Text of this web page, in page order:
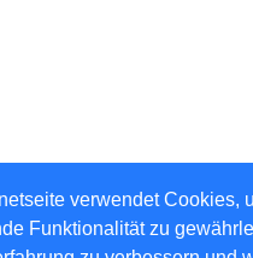
verwendet Cookies,
Funktionalität zu